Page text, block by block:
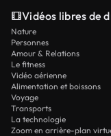
Vidéos libres de
Nature
Personnes
Amour & Relations
Le fitness
Vidéo aérienne
Alimentation et boissons
Voyage
Transports
La technologie
Zoom en arrière-plan